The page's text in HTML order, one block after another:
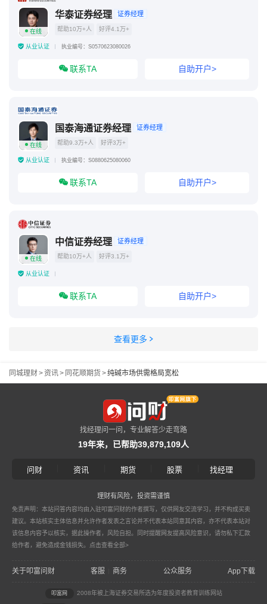
在线
华泰证券经理 证券经理
帮助10万+人 好评4.1万+
从业认证 执业编号：S0570623080026
联系TA 自助开户>
在线
国泰海通证券经理 证券经理
帮助9.3万+人 好评3万+
从业认证 执业编号：S0880625080060
联系TA 自助开户>
在线
中信证券经理 证券经理
帮助10万+人 好评3.1万+
从业认证
联系TA 自助开户>
查看更多
同城理财>资讯> 同花顺期货>纯碱市场供需格局宽松
找经理问一问，专业解答少走弯路
19年来，已帮助39,879,109人
问财 资讯 期货 股票 找经理
理财有风险，投资需谨慎
免责声明：本站问答内容均由入驻叩富问财的作者撰写，仅供网友交流学习，并不构成买卖
建议。本站核实主体信息并允许作者发表之言论并不代表本站同意其内容，亦不代表本站对
该信息内容予以核实，据此操作者，风险自担。同时提醒网友提高风险意识，请勿私下汇款
给作者，避免造成金钱损失。 点击查看全部>
关于叩富问财 客服 商务 公众服务 App下载
叩富网 2008年被上海证券交易所选为年度投资者教育训练网站